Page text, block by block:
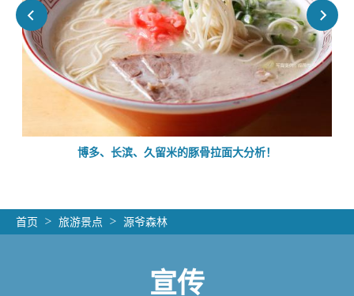
博多、长滨、久留米的豚骨拉面大分析！
首页 旅游景点 源爷森林
宣传